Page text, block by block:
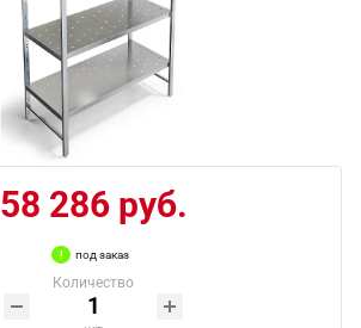
58 286 руб.
под заказ
Количество